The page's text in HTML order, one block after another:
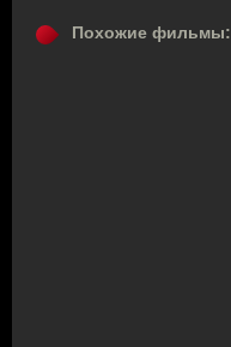
Похожие фильмы: